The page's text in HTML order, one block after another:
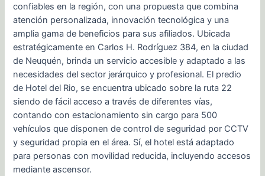
confiables en la región, con una propuesta que combina
atención personalizada, innovación tecnológica y una
amplia gama de beneficios para sus afiliados. Ubicada
estratégicamente en Carlos H. Rodríguez 384, en la ciudad
de Neuquén, brinda un servicio accesible y adaptado a las
necesidades del sector jerárquico y profesional. El predio
de Hotel del Rio, se encuentra ubicado sobre la ruta 22
siendo de fácil acceso a través de diferentes vías,
contando con estacionamiento sin cargo para 500
vehículos que disponen de control de seguridad por CCTV
y seguridad propia en el área. Sí, el hotel está adaptado
para personas con movilidad reducida, incluyendo accesos
mediante ascensor.